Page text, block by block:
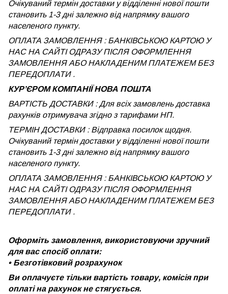
Очікуваний термін доставки у відділенні нової пошти
становить 1-3 дні залежно від напрямку вашого
населеного пункту.
ОПЛАТА ЗАМОВЛЕННЯ : БАНКІВСЬКОЮ КАРТОЮ У
НАС НА САЙТІ ОДРАЗУ ПІСЛЯ ОФОРМЛЕННЯ
ЗАМОВЛЕННЯ АБО НАКЛАДЕНИМ ПЛАТЕЖЕМ БЕЗ
ПЕРЕДОПЛАТИ .
КУРʼЄРОМ КОМПАНІЇ НОВА ПОШТА
ВАРТІСТЬ ДОСТАВКИ : Для всіх замовлень доставка
рахунків отримувача згідно з тарифами НП.
ТЕРМІН ДОСТАВКИ : Відправка посилок щодня.
Очікуваний термін доставки у відділенні нової пошти
становить 1-3 дні залежно від напрямку вашого
населеного пункту.
ОПЛАТА ЗАМОВЛЕННЯ : БАНКІВСЬКОЮ КАРТОЮ У
НАС НА САЙТІ ОДРАЗУ ПІСЛЯ ОФОРМЛЕННЯ
ЗАМОВЛЕННЯ АБО НАКЛАДЕНИМ ПЛАТЕЖЕМБЕЗ
ПЕРЕДОПЛАТИ .
Оформіть замовлення, використовуючи зручний
для вас спосіб оплати:
• Безготівковий розрахунок
Ви оплачуєте тільки вартість товару, комісія при
оплаті на рахунок не стягується.